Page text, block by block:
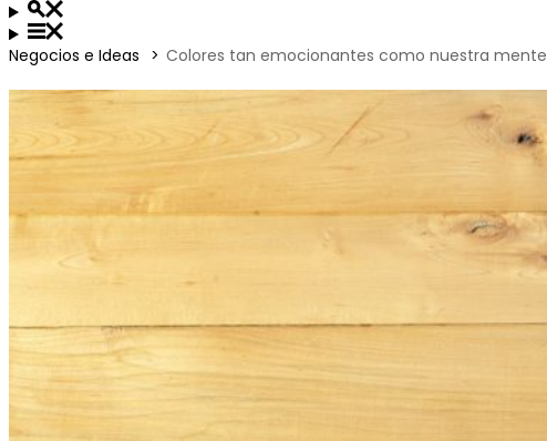
Negocios e Ideas Colores tan emocionantes como nuestra mente